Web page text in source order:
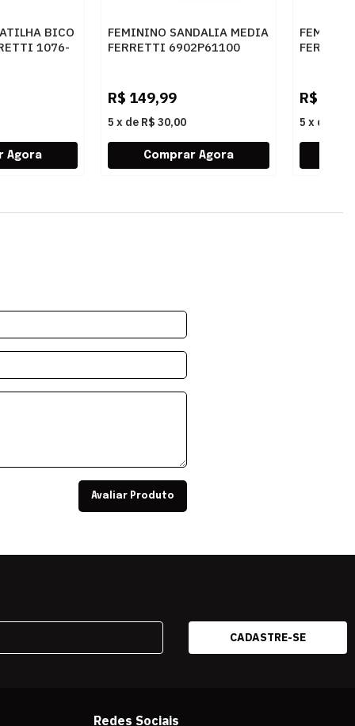
BICO
1076-
FEMININO SANDALIA MEDIA
FERRETTI 6902P61100
R$ 149,99
5 x de R$ 30,00
R$
5 x de
Avaliar Produto
Redes Sociais